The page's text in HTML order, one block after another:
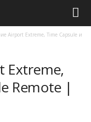
Airport Extreme, Time Capsule и
Extreme,
Remote |